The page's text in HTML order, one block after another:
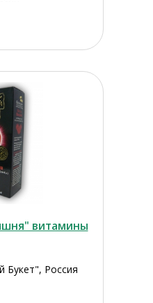
витамины
Россия